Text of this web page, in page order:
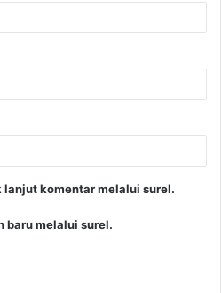
komentar melalui surel.
baru melalui surel.